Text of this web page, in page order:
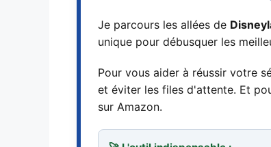
Je parcours les allées de
unique pour débusquer les
Pour vous aider à réussir votre
et éviter les files d'attente. Et
sur Amazon.